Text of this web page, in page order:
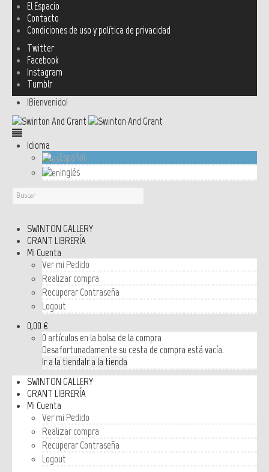
El Espacio
Contacto
Condiciones de uso y política de privacidad
Twitter
Facebook
Instagram
Tumblr
!Bienvenido!
Idioma
Español
Inglés
SWINTON GALLERY
GRANT LIBRERÍA
Mi Cuenta
Ver mi Pedido
Realizar compra
Recuperar Contraseña
Logout
0,00 €
0 artículos en la bolsa de la compra
Desafortunadamente su cesta de compra está vacía.
Ir a la tiendaIr a la tienda
SWINTON GALLERY
GRANT LIBRERÍA
Mi Cuenta
Ver mi Pedido
Realizar compra
Recuperar Contraseña
Logout